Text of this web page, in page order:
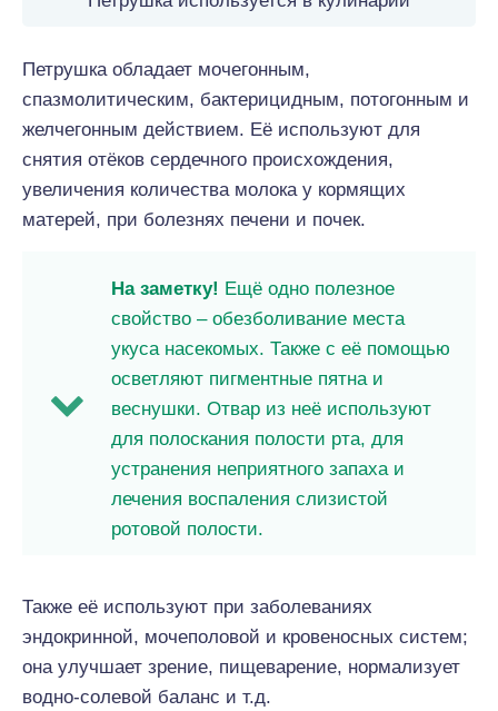
Петрушка обладает мочегонным,
спазмолитическим, бактерицидным, потогонным и
желчегонным действием. Её используют для
снятия отёков сердечного происхождения,
увеличения количества молока у кормящих
матерей, при болезнях печени и почек.
На заметку! Ещё одно полезное
свойство – обезболивание места
укуса насекомых. Также с её помощью
осветляют пигментные пятна и
веснушки. Отвар из неё используют
для полоскания полости рта, для
устранения неприятного запаха и
лечения воспаления слизистой
ротовой полости.
Также её используют при заболеваниях
эндокринной, мочеполовой и кровеносных систем;
она улучшает зрение, пищеварение, нормализует
водно-солевой баланс и т.д.